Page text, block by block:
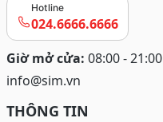
Hotline
024.6666.6666
Giờ mở cửa: 08:00 - 21:00
info@sim.vn
THÔNG TIN